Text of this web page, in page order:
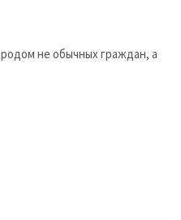
не обычных граждан, а